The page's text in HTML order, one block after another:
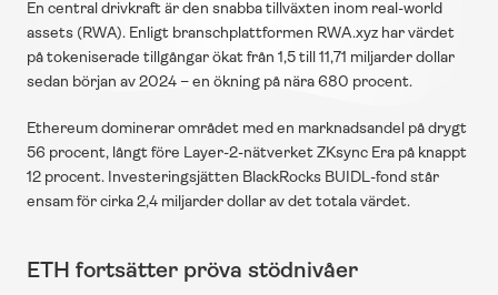
En central drivkraft är den snabba tillväxten inom real-world
assets (RWA). Enligt branschplattformen RWA.xyz har värdet
på tokeniserade tillgångar ökat från 1,5 till 11,71 miljarder dollar
sedan början av 2024 – en ökning på nära 680 procent.
Ethereum dominerar området med en marknadsandel på drygt
56 procent, långt före Layer-2-nätverket ZKsync Era på knappt
12 procent. Investeringsjätten BlackRocks BUIDL-fond står
ensam för cirka 2,4 miljarder dollar av det totala värdet.
ETH fortsätter pröva stödnivåer